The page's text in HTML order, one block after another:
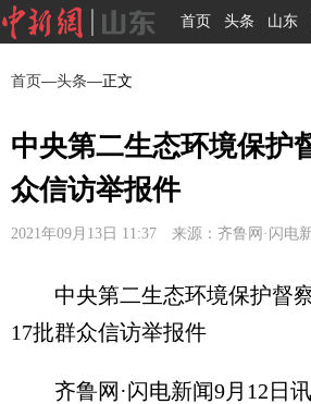
首页 头条 山东
首页—头条—正文
中央第二生态环境保护
众信访举报件
2021年09月13日 11:37 来源：齐鲁网·闪电
中央第二生态环境保护督察
17批群众信访举报件
齐鲁网·闪电新闻9月12日讯